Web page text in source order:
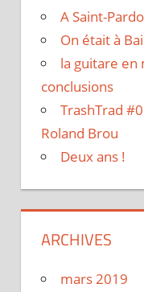
A Saint-
On était à
la guitare en
conclusions
TrashTrad
Roland Brou
Deux ans !
ARCHIVES
mars 2019